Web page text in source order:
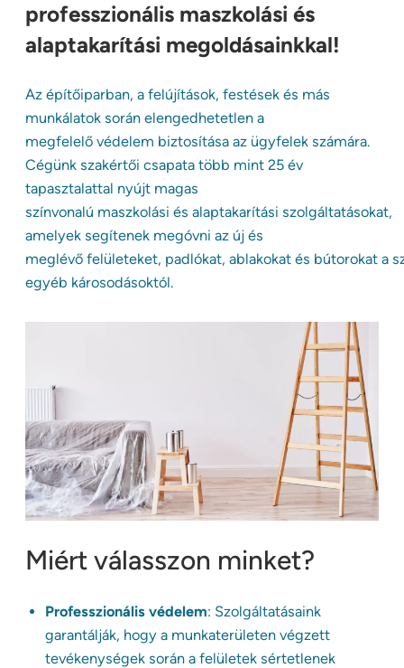
professzionális maszkolási és
alaptakarítási megoldásainkkal!
Az építőiparban, a felújítások, festések és más
munkálatok során elengedhetetlen a
megfelelő védelem biztosítása az ügyfelek számára.
Cégünk szakértői csapata több mint 25 év
tapasztalattal nyújt magas
színvonalú maszkolási és alaptakarítási szolgáltatásokat,
amelyek segítenek megóvni az új és
meglévő felületeket, padlókat, ablakokat és bútorokat a
egyéb károsodásoktól.
Miért válasszon minket?
Professzionális védelem: Szolgáltatásaink
garantálják, hogy a munkaterületen végzett
tevékenységek során a felületek sértetlenek